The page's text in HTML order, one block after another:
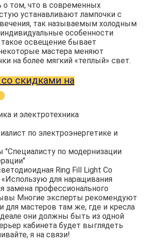
о том, что в современных
устанавливают лампочки с
так называемым холодным
особенности
такое освещение бывает
мастера меняют
на более мягкий «теплый» свет.
скидками на
по электроэнергетике и
"Специалисту по модернизации
Ring Fill Light Со
для наращивания
замена профессионального
Многие эксперты рекомендуют
для мастеров там же, где и кресла
они должны быть из одной
кабинета будет выглядеть
я на связи!